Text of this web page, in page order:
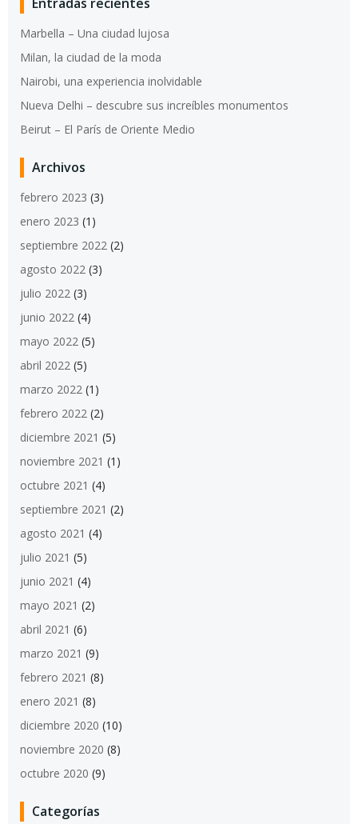
Marbella – Una ciudad lujosa
Milan, la ciudad de la moda
Nairobi, una experiencia inolvidable
Nueva Delhi – descubre sus increíbles monumentos
Beirut – El París de Oriente Medio
Archivos
febrero 2023 (3)
enero 2023 (1)
septiembre 2022 (2)
agosto 2022 (3)
julio 2022 (3)
junio 2022 (4)
mayo 2022 (5)
abril 2022 (5)
marzo 2022 (1)
febrero 2022 (2)
diciembre 2021 (5)
noviembre 2021 (1)
octubre 2021 (4)
septiembre 2021 (2)
agosto 2021 (4)
julio 2021 (5)
junio 2021 (4)
mayo 2021 (2)
abril 2021 (6)
marzo 2021 (9)
febrero 2021 (8)
enero 2021 (8)
diciembre 2020 (10)
noviembre 2020 (8)
octubre 2020 (9)
Categorías